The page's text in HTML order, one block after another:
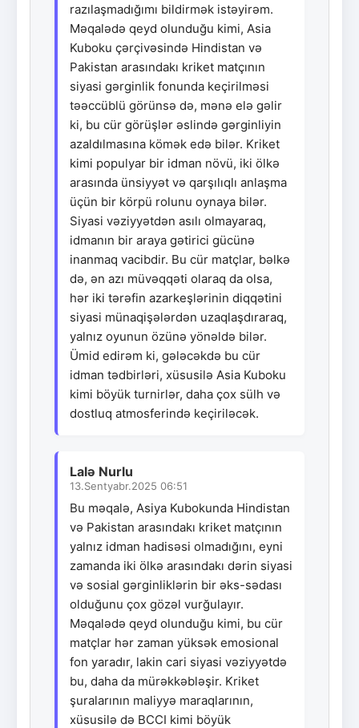
razılaşmadığımı bildirmək istəyirəm.
Məqalədə qeyd olunduğu kimi, Asia
Kuboku çərçivəsində Hindistan və
Pakistan arasındakı kriket matçının
siyasi gərginlik fonunda keçirilməsi
təəccüblü görünsə də, mənə elə gəlir
ki, bu cür görüşlər əslində gərginliyin
azaldılmasına kömək edə bilər. Kriket
kimi populyar bir idman növü, iki ölkə
arasında ünsiyyət və qarşılıqlı anlaşma
üçün bir körpü rolunu oynaya bilər.
Siyasi vəziyyətdən asılı olmayaraq,
idmanın bir araya gətirici gücünə
inanmaq vacibdir. Bu cür matçlar, bəlkə
də, ən azı müvəqqəti olaraq da olsa,
hər iki tərəfin azarkeşlərinin diqqətini
siyasi münaqişələrdən uzaqlaşdıraraq,
yalnız oyunun özünə yönəldə bilər.
Ümid edirəm ki, gələcəkdə bu cür
idman tədbirləri, xüsusilə Asia Kuboku
kimi böyük turnirlər, daha çox sülh və
dostluq atmosferində keçiriləcək.
Lalə Nurlu
13.Sentyabr.2025 06:51
Bu məqalə, Asiya Kubokunda Hindistan
və Pakistan arasındakı kriket matçının
yalnız idman hadisəsi olmadığını, eyni
zamanda iki ölkə arasındakı dərin siyasi
və sosial gərginliklərin bir əks-sədası
olduğunu çox gözəl vurğulayır.
Məqalədə qeyd olunduğu kimi, bu cür
matçlar hər zaman yüksək emosional
fon yaradır, lakin cari siyasi vəziyyətdə
bu, daha da mürəkkəbləşir. Kriket
şuralarının maliyyə maraqlarının,
xüsusilə də BCCI kimi böyük